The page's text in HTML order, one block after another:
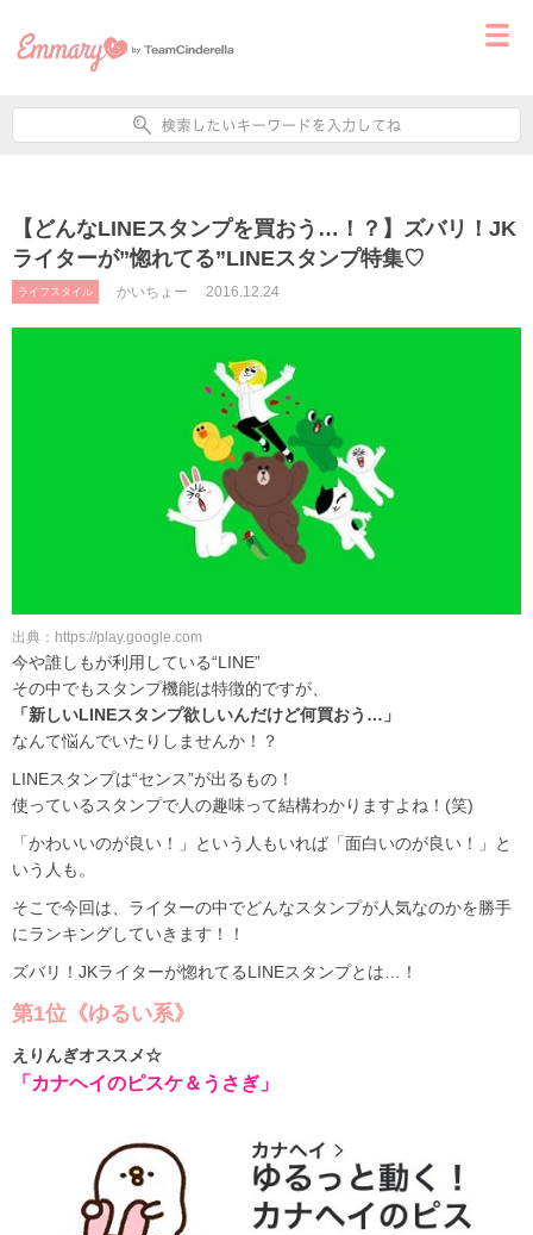
【どんなLINEスタンプを買おう…！？】ズバリ！JK
ライターが”惚れてる”LINEスタンプ特集♡
ライフスタイル かいちょー 2016.12.24
出典：https://play.google.com
今や誰しもが利用している“LINE”
その中でもスタンプ機能は特徴的ですが、
「新しいLINEスタンプ欲しいんだけど何買おう…」
なんて悩んでいたりしませんか！？
LINEスタンプは“センス”が出るもの！
使っているスタンプで人の趣味って結構わかりますよね！(笑)
「かわいいのが良い！」という人もいれば「面白いのが良い！」と
いう人も。
そこで今回は、ライターの中でどんなスタンプが人気なのかを勝手
にランキングしていきます！！
ズバリ！JKライターが惚れてるLINEスタンプとは…！
第1位《ゆるい系》
えりんぎオススメ☆
「カナヘイのピスケ＆うさぎ」